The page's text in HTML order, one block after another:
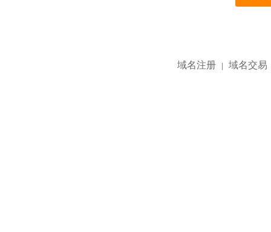
域名注册 | 域名交易